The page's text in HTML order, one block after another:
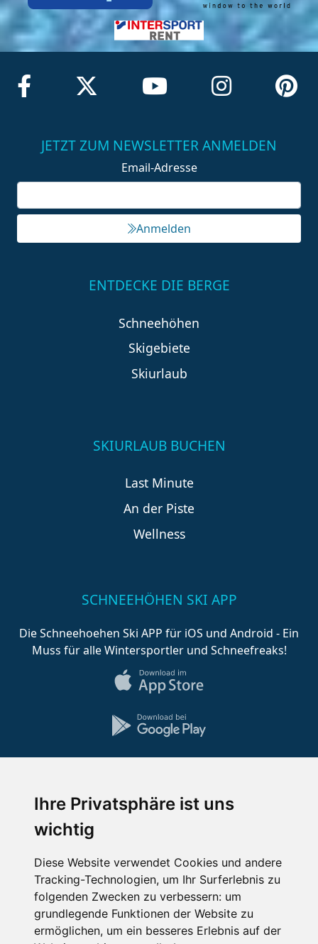
Ihre Privatsphäre ist uns
wichtig
Diese Website verwendet Cookies und andere
Tracking-Technologien, um Ihr Surferlebnis zu
folgenden Zwecken zu verbessern: um
grundlegende Funktionen der Website zu
ermöglichen, um ein besseres Erlebnis auf der
JETZT ZUM NEWSLETTER ANMELDEN
Email-Adresse
Anmelden
ENTDECKE DIE BERGE
Schneehöhen
Skigebiete
Skiurlaub
SKIURLAUB BUCHEN
Last Minute
An der Piste
Wellness
SCHNEEHÖHEN SKI APP
Die Schneehoehen Ski APP für iOS und Android - Ein
Muss für alle Wintersportler und Schneefreaks!
Impressum
Datenschutz
Nutzungsbedingungen
Portale
FAQ
Copyright © 2026 Schneemenschen GmbH
Goldener Herbst in den Alpen- Angebote vergleichen
& die Natur genießen!Jetzt Angebote entdecken!